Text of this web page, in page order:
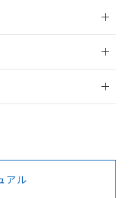
録
前に、以下を必ずお読
アル
した。
切替を完了
とがない限
ておりま